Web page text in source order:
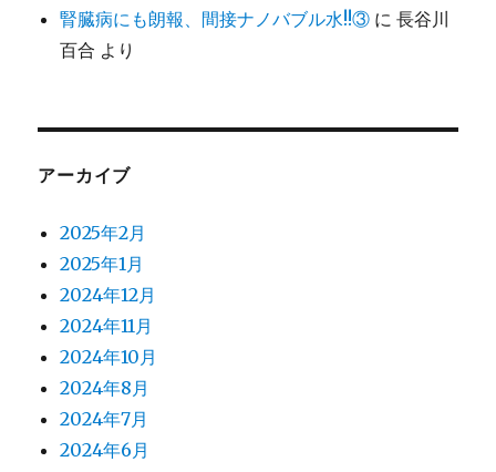
腎臓病にも朗報、間接ナノバブル水!!③ に長谷川
百合 より
アーカイブ
2025年2月
2025年1月
2024年12月
2024年11月
2024年10月
2024年8月
2024年7月
2024年6月